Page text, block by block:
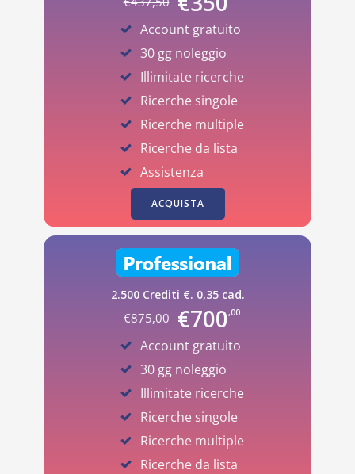
Account gratuito
30 gg noleggio
Illimitate ricerche
Ricerche singole
Ricerche multiple
Ricerche da lista
Assistenza
ACQUISTA
2.500 Crediti €. 0,35 cad.
€875,00 €700,00
Account gratuito
30 gg noleggio
Illimitate ricerche
Ricerche singole
Ricerche multiple
Ricerche da lista